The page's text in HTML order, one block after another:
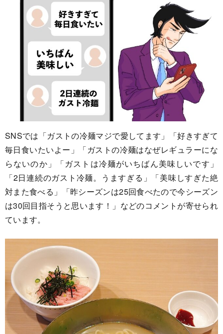
SNSでは「ガストの冷麺マジで愛してます」「好きすぎて
毎日食いたいよー」「ガストの冷麺はなぜレギュラーにな
らないのか」「ガストは冷麺がいちばん美味しいです」
「2日連続のガスト冷麺。うますぎる」「美味しすぎた絶
対また食べる」「昨シーズンは25回食べたので今シーズン
は30回目指そうと思います！」などのコメントが寄せられ
ています。